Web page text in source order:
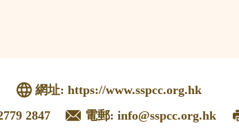
網址:https://www.sspcc.org.hk
2847 電郵: info@sspcc.org.hk